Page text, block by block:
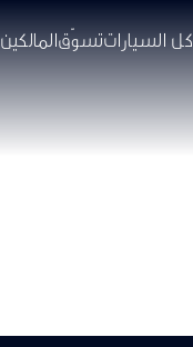
كل السياراتتسوّقالمالكين